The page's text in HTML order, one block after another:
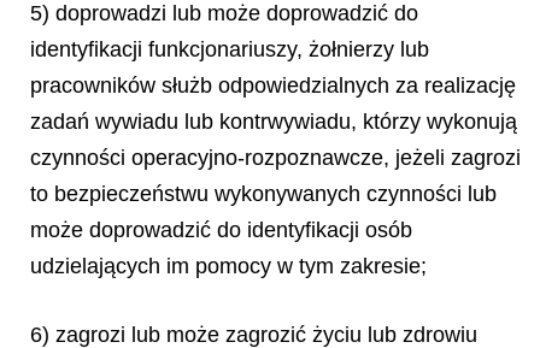
5) doprowadzi lub może doprowadzić do
identyfikacji funkcjonariuszy, żołnierzy lub
pracowników służb odpowiedzialnych za realizację
zadań wywiadu lub kontrwywiadu, którzy wykonują
czynności operacyjno-rozpoznawcze, jeżeli zagrozi
to bezpieczeństwu wykonywanych czynności lub
może doprowadzić do identyfikacji osób
udzielających im pomocy w tym zakresie;
6) zagrozi lub może zagrozić życiu lub zdrowiu